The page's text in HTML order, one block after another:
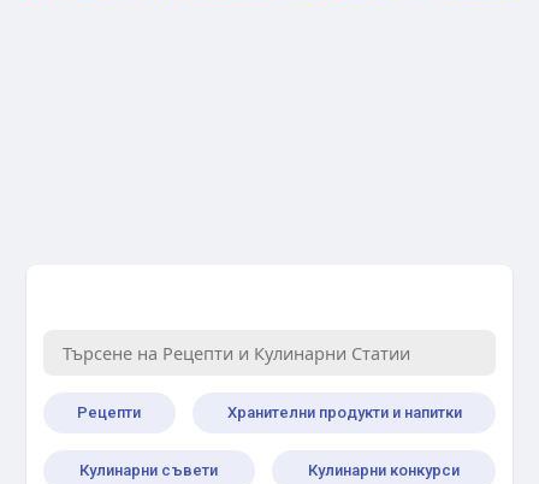
Рецепти Хранителни продукти и напитки
Кулинарни съвети Кулинарни конкурси